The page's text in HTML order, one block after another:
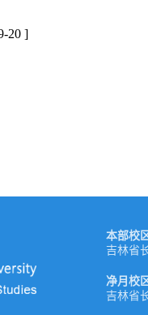
20 ]
本部校
吉林省
净月校
吉林省